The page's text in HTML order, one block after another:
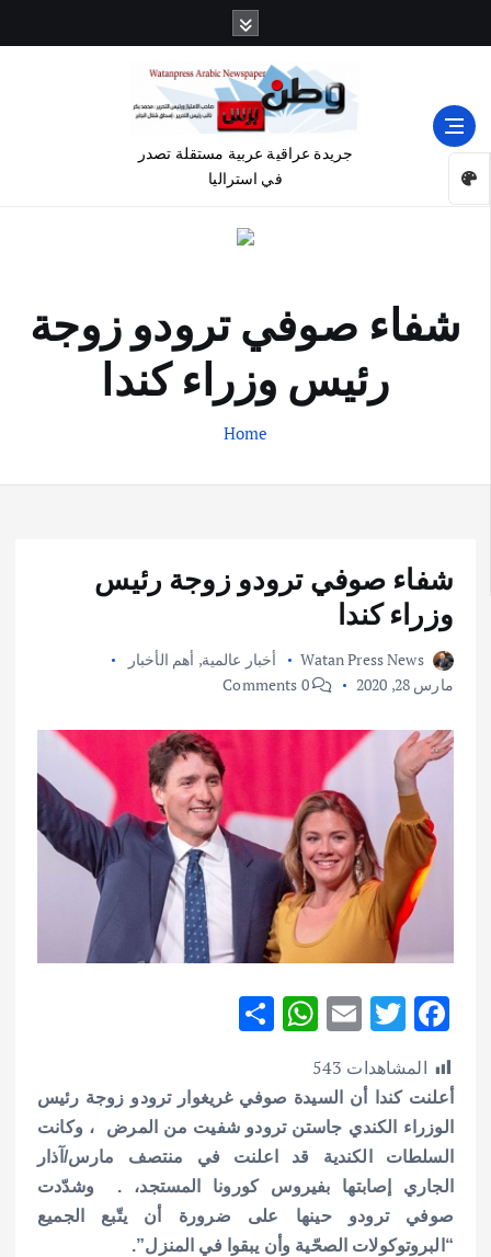
جريدة عراقية عربية مستقلة تصدر
في استراليا
شفاء صوفي ترودو زوجة
رئيس وزراء كندا
Home
شفاء صوفي ترودو زوجة رئيس
وزراء كندا
Watan Press News أخبار عالمية, أهم الأخبار
مارس 28, 2020
0 Comments
F
ac
e
b
o
o
k
T
w
it
te
r
E
m
ai
l
W
at
s
A
p
p
ar
e
المشاهدات 543
أعلنت كندا أن السيدة صوفي غريغوار ترودو زوجة رئيس
الوزراء الكندي جاستن ترودو شفيت من المرض ، وكانت
السلطات الكندية قد اعلنت في منتصف مارس/آذار
الجاري إصابتها بفيروس كورونا المستجد، . وشدّدت
صوفي ترودو حينها على ضرورة أن يتّبع الجميع
“البروتوكولات الصحّية وأن يبقوا في المنزل”.